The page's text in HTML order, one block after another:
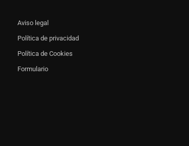
Aviso legal
Política de privacidad
Política de Cookies
Formulario